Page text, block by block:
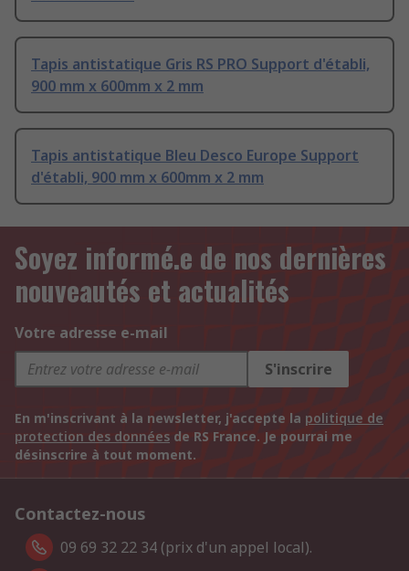
Tapis antistatique Gris RS PRO Support d'établi,
900 mm x 600mm x 2 mm
Tapis antistatique Bleu Desco Europe Support
d'établi, 900 mm x 600mm x 2 mm
Soyez informé.e de nos dernières
nouveautés et actualités
Votre adresse e-mail
S'inscrire
En m'inscrivant à la newsletter, j'accepte la politique de
protection des données de RS France. Je pourrai me
désinscrire à tout moment.
Contactez-nous
09 69 32 22 34 (prix d'un appel local).